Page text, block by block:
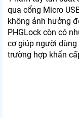
qua cổng Micro
không ảnh hưởng
PHGLock còn có
cơ giúp người
trường hợp khẩn